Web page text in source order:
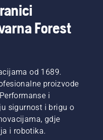
Forest
od 1689.
proizvode
i
sigurnost i brigu o
gdje
i robotika.